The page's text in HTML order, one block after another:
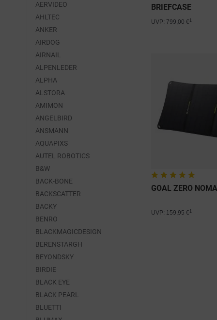
AERVIDEO
AHLTEC
ANKER
AIRDOG
AIRNAIL
ALPENLEDER
ALPHA
ALSTORA
AMIMON
ANGELBIRD
ANSMANN
AQUAPIXS
AUTEL ROBOTICS
B&W
BACK-BONE
BACKSCATTER
BACKY
BENRO
BLACKMAGICDESIGN
BERENSTARGH
BEYONDSKY
BIRDIE
BLACK EYE
BLACK PEARL
BLUETTI
BRIEFCASE
UVP: 799,00 €
GOAL ZERO
UVP: 159,95 €